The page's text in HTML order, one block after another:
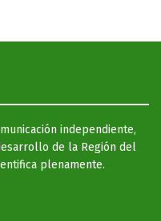
independiente,
de la Región del
plenamente.